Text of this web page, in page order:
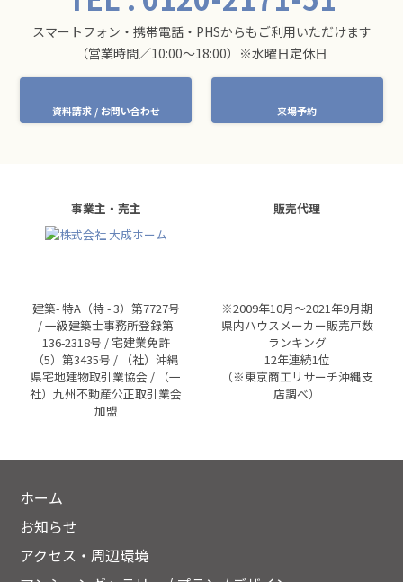
スマートフォン・携帯電話・PHSからもご利用いただけます
（営業時間／10:00～18:00）※水曜日定休日
資料請求 / お問い合わせ 来場予約
事業主・売主 販売代理
建築- 特A（特 - 3）第7727号
/ 一級建築士事務所登録第
136-2318号 / 宅建業免許
（5）第3435号 / （社）沖縄
県宅地建物取引業協会 / （一
社）九州不動産公正取引業会
加盟
※2009年10月～2021年9月期
県内ハウスメーカー販売戸数
ランキング
12年連続1位
（※東京商工リサーチ沖縄支
店調べ）
ホーム
お知らせ
アクセス・周辺環境